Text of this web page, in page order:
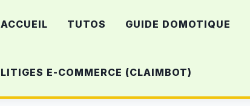
ACCUEIL TUTOS GUIDE DOMOTIQUE
LITIGES E-COMMERCE (CLAIMBOT)